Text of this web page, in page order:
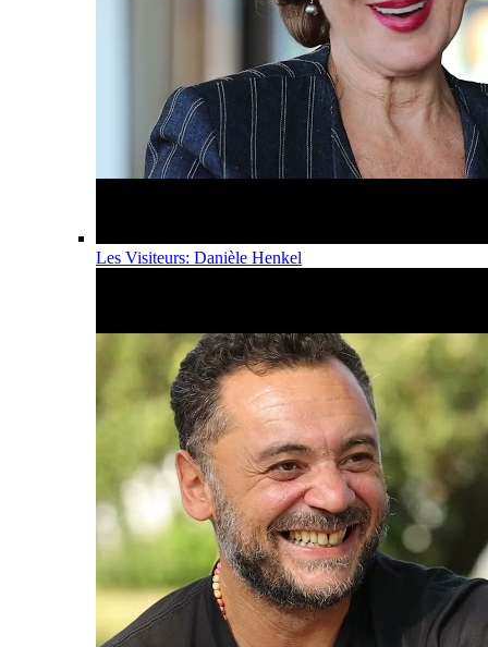
Les Visiteurs: Danièle Henkel